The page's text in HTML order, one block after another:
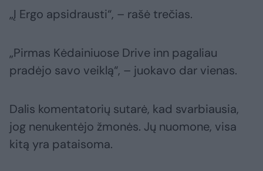
„Į Ergo apsidrausti“, – rašė trečias.
„Pirmas Kėdainiuose Drive inn pagaliau
pradėjo savo veiklą“, – juokavo dar vienas.
Dalis komentatorių sutarė, kad svarbiausia,
jog nenukentėjo žmonės. Jų nuomone, visa
kitą yra pataisoma.